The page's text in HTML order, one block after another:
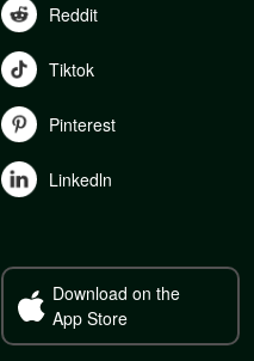
Reddit
Tiktok
Pinterest
Linkedln
Download on the
App Store